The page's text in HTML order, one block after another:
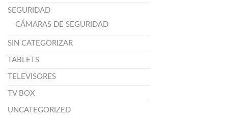
SEGURIDAD
CÁMARAS DE SEGURIDAD
SIN CATEGORIZAR
TABLETS
TELEVISORES
TV BOX
UNCATEGORIZED